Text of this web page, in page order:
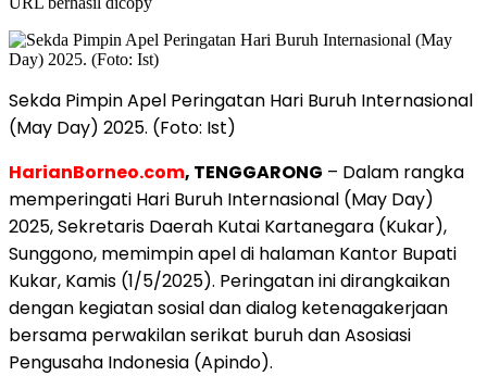
Sekda Pimpin Apel Peringatan Hari Buruh Internasional
(May Day) 2025. (Foto: Ist)
HarianBorneo.com, TENGGARONG – Dalam rangka
memperingati Hari Buruh Internasional (May Day)
2025, Sekretaris Daerah Kutai Kartanegara (Kukar),
Sunggono, memimpin apel di halaman Kantor Bupati
Kukar, Kamis (1/5/2025). Peringatan ini dirangkaikan
dengan kegiatan sosial dan dialog ketenagakerjaan
bersama perwakilan serikat buruh dan Asosiasi
Pengusaha Indonesia (Apindo).